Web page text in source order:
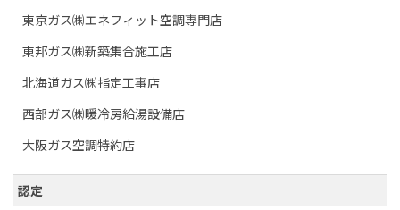
東京ガス㈱エネフィット空調専門店
東邦ガス㈱新築集合施工店
北海道ガス㈱指定工事店
西部ガス㈱暖冷房給湯設備店
大阪ガス空調特約店
認定